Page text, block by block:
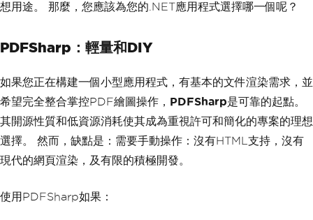
想用途。 那麼，您應該為您的.NET應用程式選擇哪一個呢？
PDFSharp：輕量和DIY
如果您正在構建一個小型應用程式，有基本的文件渲染需求，並
希望完全整合掌控PDF繪圖操作， PDFSharp是可靠的起點。
其開源性質和低資源消耗使其成為重視許可和簡化的專案的理想
選擇。 然而，缺點是：需要手動操作：沒有HTML支持，沒有
現代的網頁渲染，及有限的積極開發。
使用PDFSharp如果：